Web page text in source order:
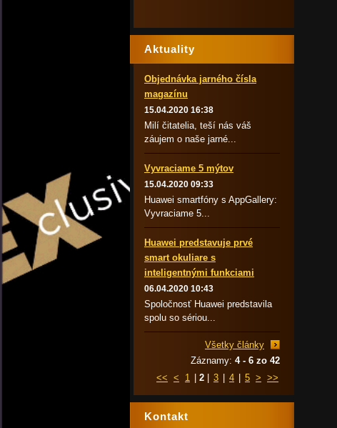
Aktuality
Objednávka jarného čísla
magazínu
15.04.2020 16:38
Milí čitatelia, teší nás váš
záujem o naše jarné...
Vyvraciame 5 mýtov
15.04.2020 09:33
Huawei smartfóny s AppGallery:
Vyvraciame 5...
Huawei predstavuje prvé
smart okuliare s
inteligentnými funkciami
06.04.2020 10:43
Spoločnosť Huawei predstavila
spolu so sériou...
Všetky články
Záznamy: 4 - 6 zo 42
<< < 1 2 3 4 5 > >>
Kontakt